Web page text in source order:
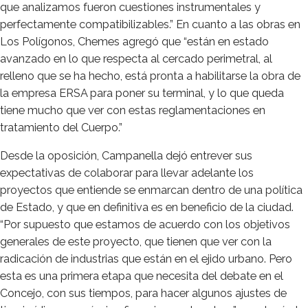
que analizamos fueron cuestiones instrumentales y
perfectamente compatibilizables.” En cuanto a las obras en
Los Polígonos, Chemes agregó que “están en estado
avanzado en lo que respecta al cercado perimetral, al
relleno que se ha hecho, está pronta a habilitarse la obra de
la empresa ERSA para poner su terminal, y lo que queda
tiene mucho que ver con estas reglamentaciones en
tratamiento del Cuerpo.”
Desde la oposición, Campanella dejó entrever sus
expectativas de colaborar para llevar adelante los
proyectos que entiende se enmarcan dentro de una política
de Estado, y que en definitiva es en beneficio de la ciudad.
“Por supuesto que estamos de acuerdo con los objetivos
generales de este proyecto, que tienen que ver con la
radicación de industrias que están en el ejido urbano. Pero
esta es una primera etapa que necesita del debate en el
Concejo, con sus tiempos, para hacer algunos ajustes de